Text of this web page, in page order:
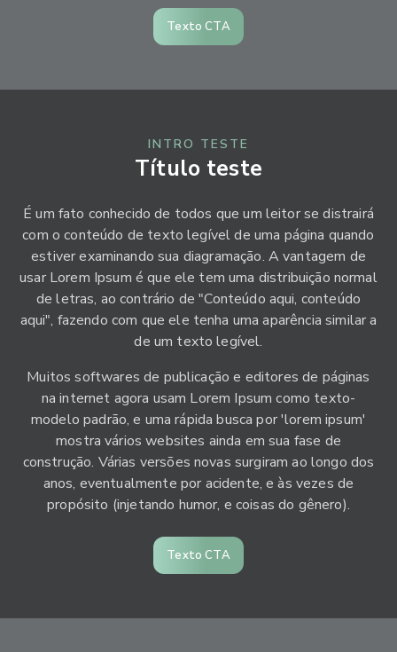
Texto CTA
INTRO TESTE
Título teste
É um fato conhecido de todos que um leitor se distrairá
com o conteúdo de texto legível de uma página quando
estiver examinando sua diagramação. A vantagem de
usar Lorem Ipsum é que ele tem uma distribuição normal
de letras, ao contrário de "Conteúdo aqui, conteúdo
aqui", fazendo com que ele tenha uma aparência similar a
de um texto legível.
Muitos softwares de publicação e editores de páginas
na internet agora usam Lorem Ipsum como texto-
modelo padrão, e uma rápida busca por 'lorem ipsum'
mostra vários websites ainda em sua fase de
construção. Várias versões novas surgiram ao longo dos
anos, eventualmente por acidente, e às vezes de
propósito (injetando humor, e coisas do gênero).
Texto CTA